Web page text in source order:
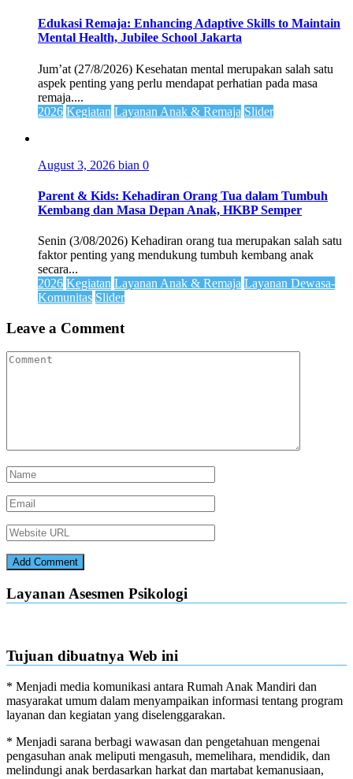
Edukasi Remaja: Enhancing Adaptive Skills to Maintain
Mental Health, Jubilee School Jakarta
Jum’at (27/8/2026) Kesehatan mental merupakan salah satu
aspek penting yang perlu mendapat perhatian pada masa
remaja....
2026 Kegiatan Layanan Anak & Remaja Slider
August 3, 2026 bian 0
Parent & Kids: Kehadiran Orang Tua dalam Tumbuh
Kembang dan Masa Depan Anak, HKBP Semper
Senin (3/08/2026) Kehadiran orang tua merupakan salah satu
faktor penting yang mendukung tumbuh kembang anak
secara...
2026 Kegiatan Layanan Anak & Remaja Layanan Dewasa-
Komunitas Slider
Leave a Comment
Layanan Asesmen Psikologi
Tujuan dibuatnya Web ini
* Menjadi media komunikasi antara Rumah Anak Mandiri dan
masyarakat umum dalam menyampaikan informasi tentang program
layanan dan kegiatan yang diselenggarakan.
* Menjadi sarana berbagi wawasan dan pengetahuan mengenai
pengasuhan anak meliputi mengasuh, memelihara, mendidik, dan
melindungi anak berdasarkan harkat dan martabat kemanusiaan,